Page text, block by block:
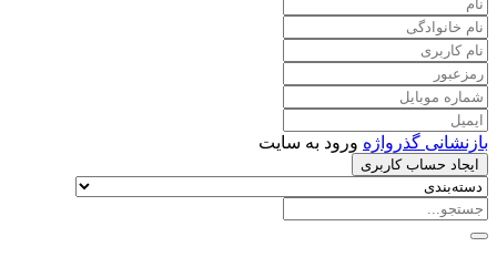
بازنشانی گذرواژه ورود به سایت
ایجاد حساب کاربری